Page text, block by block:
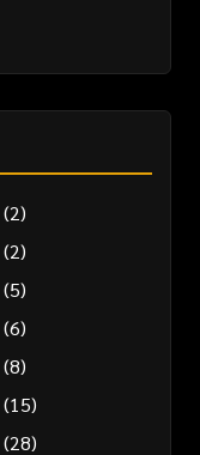
(2)
(2)
(5)
(6)
(8)
(15)
(28)